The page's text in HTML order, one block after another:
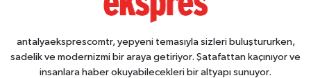
antalyaeksprescomtr, yepyeni temasıyla sizleri buluştururken,
sadelik ve modernizmi bir araya getiriyor. Şatafattan kaçınıyor ve
insanlara haber okuyabilecekleri bir altyapı sunuyor.